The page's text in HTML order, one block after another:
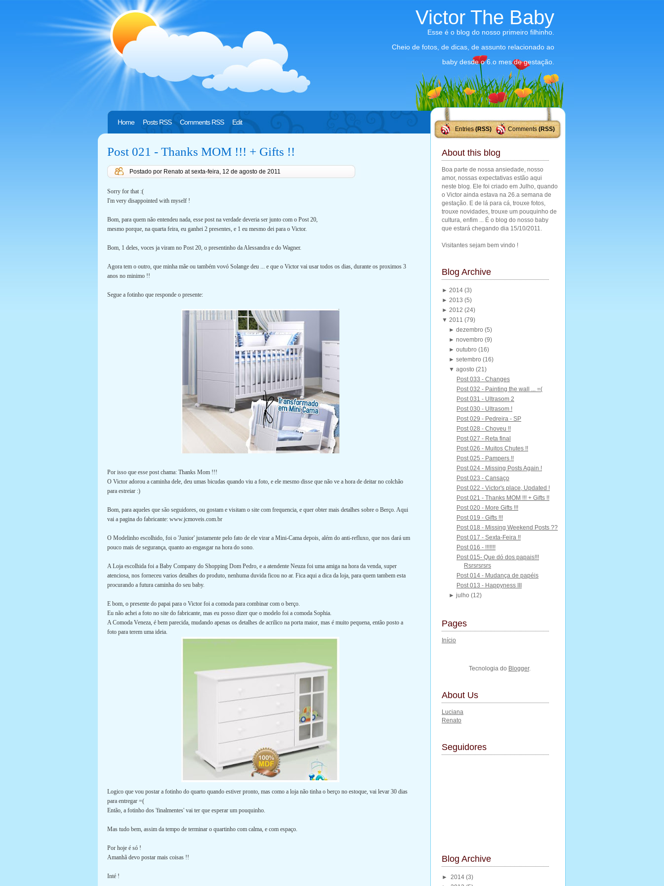
Victor The Baby
Esse é o blog do nosso primeiro filhinho.
Cheio de fotos, de dicas, de assunto relacionado ao
baby desde o 6.o mes de gestação.
Entries(RSS) Comments (RSS)
Home Posts RSS Comments RSS Edit
Post 021 - Thanks MOM !!! + Gifts !!
Postado por Renato atsexta-feira, 12 de agosto de 2011
Sorry for that :(
I'm very disappointed with myself !
Bom, para quem não entendeu nada, esse post na verdade deveria ser junto com o Post 20,
mesmo porque, na quarta feira, eu ganhei 2 presentes, e 1 eu mesmo dei para o Victor.
Bom, 1 deles, voces ja viram no Post 20, o presentinho da Alessandra e do Wagner.
Agora tem o outro, que minha mãe ou também vovó Solange deu ... e que o Victor vai usar todos os dias, durante os proximos 3
anos no minimo !!
Segue a fotinho que responde o presente:
Por isso que esse post chama: Thanks Mom !!!
O Victor adorou a caminha dele, deu umas bicudas quando viu a foto, e ele mesmo disse que não ve a hora de deitar no colchão
para estreiar :)
Bom, para aqueles que são seguidores, ou gostam e visitam o site com frequencia, e quer obter mais detalhes sobre o Berço. Aqui
vai a pagina do fabricante: www.jcmoveis.com.br
O Modelinho escolhido, foi o 'Junior' justamente pelo fato de ele virar a Mini-Cama depois, além do anti-refluxo, que nos dará um
pouco mais de segurança, quanto ao engasgar na hora do sono.
A Loja escolhida foi a Baby Company do Shopping Dom Pedro, e a atendente Neuza foi uma amiga na hora da venda, super
atenciosa, nos forneceu varios detalhes do produto, nenhuma duvida ficou no ar. Fica aqui a dica da loja, para quem tambem esta
procurando a futura caminha do seu baby.
E bom, o presente do papai para o Victor foi a comoda para combinar com o berço.
Eu não achei a foto no site do fabricante, mas eu posso dizer que o modelo foi a comoda Sophia.
A Comoda Veneza, é bem parecida, mudando apenas os detalhes de acrilico na porta maior, mas é muito pequena, então posto a
foto para terem uma ideia.
Logico que vou postar a fotinho do quarto quando estiver pronto, mas como a loja não tinha o berço no estoque, vai levar 30 dias
para entregar =(
Então, a fotinho dos 'finalmentes' vai ter que esperar um pouquinho.
Mas tudo bem, assim da tempo de terminar o quartinho com calma, e com espaço.
Por hoje é só !
Amanhã devo postar mais coisas !!
Inté !
About this blog
Boa parte de nossa ansiedade, nosso
amor, nossas expectativas estão aqui
neste blog. Ele foi criado em Julho, quando
o Victor ainda estava na 26.a semana de
gestação. E de lá para cá, trouxe fotos,
trouxe novidades, trouxe um pouquinho de
cultura, enfim ... É o blog do nosso baby
que estará chegando dia 15/10/2011.
Visitantes sejam bem vindo !
Blog Archive
► 2014 (3)
► 2013 (5)
► 2012 (24)
▼ 2011 (79)
►dezembro(5)
►novembro(9)
►outubro(16)
►setembro(16)
▼agosto(21)
Post 033 - Changes
Post 032 - Painting the wall ... =(
Post 031 - Ultrasom 2
Post 030 - Ultrasom !
Post 029 - Pedreira - SP
Post 028 - Choveu !!
Post 027 - Reta final
Post 026 - Muitos Chutes !!
Post 025 - Pampers !!
Post 024 - Missing Posts Again !
Post 023 - Cansaço
Post 022 - Victor's place, Updated !
Post 021 - Thanks MOM !!! + Gifts !!
Post 020 - More Gifts !!!
Post 019 - Gifts !!!
Post 018 - Missing Weekend Posts ??
Post 017 - Sexta-Feira !!
Post 016 - !!!!!!!
Post 015- Que dó dos papais!!!
Rsrsrsrsrs
Post 014 - Mudança de papéis
Post 013 - Happyness III
►julho(12)
Pages
Início
Tecnologia do Blogger.
About Us
Luciana
Renato
Seguidores
Blog Archive
► 2014 (3)